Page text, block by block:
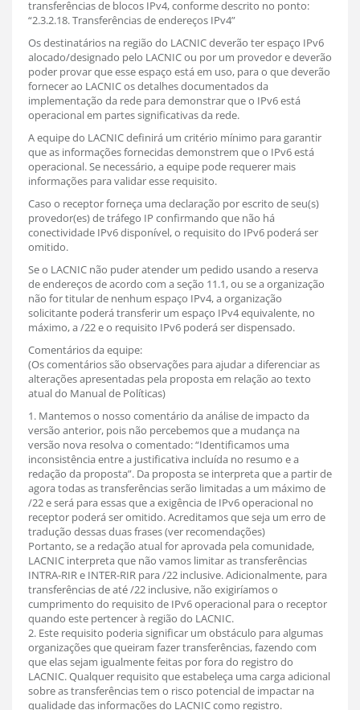
transferências de blocos IPv4, conforme descrito no ponto:
“2.3.2.18. Transferências de endereços IPv4”
Os destinatários na região do LACNIC deverão ter espaço IPv6
alocado/designado pelo LACNIC ou por um provedor e deverão
poder provar que esse espaço está em uso, para o que deverão
fornecer ao LACNIC os detalhes documentados da
implementação da rede para demonstrar que o IPv6 está
operacional em partes significativas da rede.
A equipe do LACNIC definirá um critério mínimo para garantir
que as informações fornecidas demonstrem que o IPv6 está
operacional. Se necessário, a equipe pode requerer mais
informações para validar esse requisito.
Caso o receptor forneça uma declaração por escrito de seu(s)
provedor(es) de tráfego IP confirmando que não há
conectividade IPv6 disponível, o requisito do IPv6 poderá ser
omitido.
Se o LACNIC não puder atender um pedido usando a reserva
de endereços de acordo com a seção 11.1, ou se a organização
não for titular de nenhum espaço IPv4, a organização
solicitante poderá transferir um espaço IPv4 equivalente, no
máximo, a /22 e o requisito IPv6 poderá ser dispensado.
Comentários da equipe:
(Os comentários são observações para ajudar a diferenciar as
alterações apresentadas pela proposta em relação ao texto
atual do Manual de Políticas)
1. Mantemos o nosso comentário da análise de impacto da
versão anterior, pois não percebemos que a mudança na
versão nova resolva o comentado: “Identificamos uma
inconsistência entre a justificativa incluída no resumo e a
redação da proposta”. Da proposta se interpreta que a partir de
agora todas as transferências serão limitadas a um máximo de
/22 e será para essas que a exigência de IPv6 operacional no
receptor poderá ser omitido. Acreditamos que seja um erro de
tradução dessas duas frases (ver recomendações)
Portanto, se a redação atual for aprovada pela comunidade,
LACNIC interpreta que não vamos limitar as transferências
INTRA-RIR e INTER-RIR para /22 inclusive. Adicionalmente, para
transferências de até /22 inclusive, não exigiríamos o
cumprimento do requisito de IPv6 operacional para o receptor
quando este pertencer à região do LACNIC.
2. Este requisito poderia significar um obstáculo para algumas
organizações que queiram fazer transferências, fazendo com
que elas sejam igualmente feitas por fora do registro do
LACNIC. Qualquer requisito que estabeleça uma carga adicional
sobre as transferências tem o risco potencial de impactar na
qualidade das informações do LACNIC como registro.